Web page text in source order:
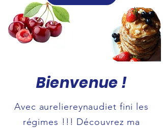
Bienvenue !
Avec aureliereynaudiet fini les
régimes !!! Découvrez ma